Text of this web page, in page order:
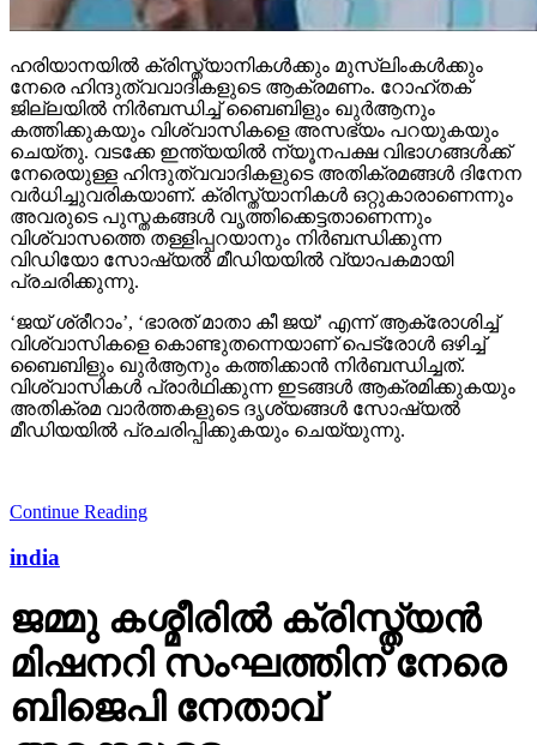
ഹരിയാനയില്‍ ക്രിസ്ത്യാനികള്‍ക്കും മുസ്‌ലിംകള്‍ക്കും
നേരെ ഹിന്ദുത്വവാദികളുടെ ആക്രമണം. റോഹ്തക്
ജില്ലയില്‍ നിര്‍ബന്ധിച്ച് ബൈബിളും ഖുര്‍ആനും
കത്തിക്കുകയും വിശ്വാസികളെ അസഭ്യം പറയുകയും
ചെയ്തു. വടക്കേ ഇന്ത്യയില്‍ ന്യൂനപക്ഷ വിഭാഗങ്ങള്‍ക്ക്
നേരെയുള്ള ഹിന്ദുത്വവാദികളുടെ അതിക്രമങ്ങള്‍ ദിനേന
വര്‍ധിച്ചുവരികയാണ്. ക്രിസ്ത്യാനികള്‍ ഒറ്റുകാരാണെന്നും
അവരുടെ പുസ്തകങ്ങള്‍ വൃത്തിക്കെട്ടതാണെന്നും
വിശ്വാസത്തെ തള്ളിപ്പറയാനും നിര്‍ബന്ധിക്കുന്ന
വിഡിയോ സോഷ്യല്‍ മീഡിയയില്‍ വ്യാപകമായി
പ്രചരിക്കുന്നു.
‘ജയ് ശ്രീറാം’, ‘ഭാരത് മാതാ കീ ജയ്’ എന്ന് ആക്രോശിച്ച്
വിശ്വാസികളെ കൊണ്ടുതന്നെയാണ് പെട്രോള്‍ ഒഴിച്ച്
ബൈബിളും ഖുര്‍ആനും കത്തിക്കാന്‍ നിര്‍ബന്ധിച്ചത്.
വിശ്വാസികള്‍ പ്രാര്‍ഥിക്കുന്ന ഇടങ്ങള്‍ ആക്രമിക്കുകയും
അതിക്രമ വാര്‍ത്തകളുടെ ദൃശ്യങ്ങള്‍ സോഷ്യല്‍
മീഡിയയില്‍ പ്രചരിപ്പിക്കുകയും ചെയ്യുന്നു.
Continue Reading
india
ജമ്മു കശ്മീരില്‍ ക്രിസ്ത്യന്‍
മിഷനറി സംഘത്തിന് നേരെ
ബിജെപി നേതാവ്